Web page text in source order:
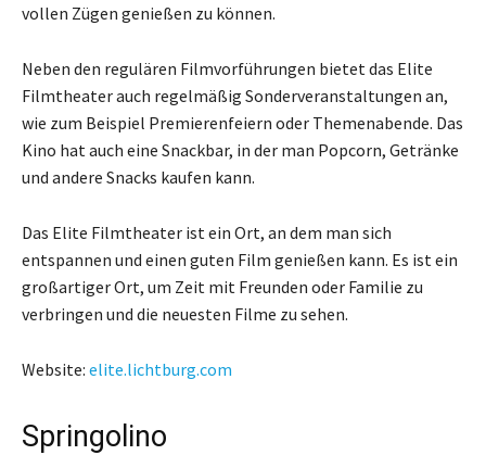
vollen Zügen genießen zu können.
Neben den regulären Filmvorführungen bietet das Elite
Filmtheater auch regelmäßig Sonderveranstaltungen an,
wie zum Beispiel Premierenfeiern oder Themenabende. Das
Kino hat auch eine Snackbar, in der man Popcorn, Getränke
und andere Snacks kaufen kann.
Das Elite Filmtheater ist ein Ort, an dem man sich
entspannen und einen guten Film genießen kann. Es ist ein
großartiger Ort, um Zeit mit Freunden oder Familie zu
verbringen und die neuesten Filme zu sehen.
Website: elite.lichtburg.com
Springolino